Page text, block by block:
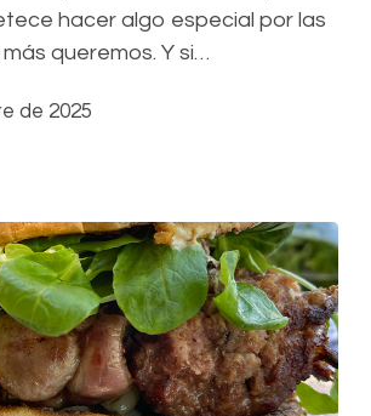
hacer algo especial por las
queremos. Y si…
de 2025